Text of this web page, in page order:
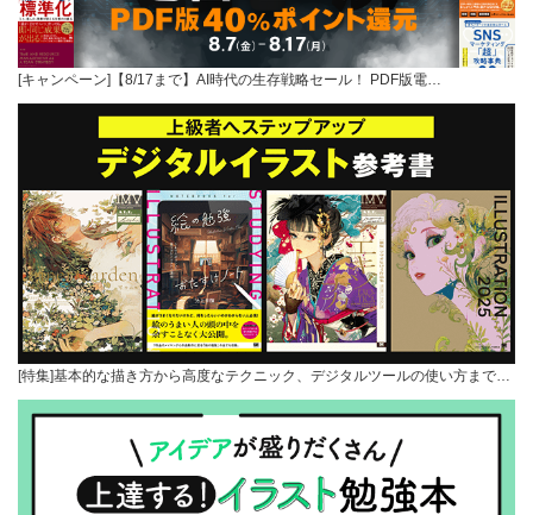
[キャンペーン]【8/17まで】AI時代の生存戦略セール！ PDF版電…
[特集]基本的な描き方から高度なテクニック、デジタルツールの使い方まで…